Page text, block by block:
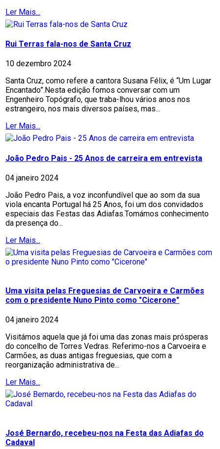
Ler Mais...
Rui Terras fala-nos de Santa Cruz
10 dezembro 2024
Santa Cruz, como refere a cantora Susana Félix, é “Um Lugar
Encantado”.Nesta edição fomos conversar com um
Engenheiro Topógrafo, que traba-lhou vários anos nos
estrangeiro, nos mais diversos países, mas...
Ler Mais...
João Pedro Pais - 25 Anos de carreira em entrevista
04 janeiro 2024
João Pedro Pais, a voz inconfundível que ao som da sua
viola encanta Portugal há 25 Anos, foi um dos convidados
especiais das Festas das Adiafas.Tomámos conhecimento
da presença do...
Ler Mais...
Uma visita pelas Freguesias de Carvoeira e Carmões
com o presidente Nuno Pinto como "Cicerone"
04 janeiro 2024
Visitámos aquela que já foi uma das zonas mais prósperas
do concelho de Torres Vedras. Referimo-nos a Carvoeira e
Carmões, as duas antigas freguesias, que com a
reorganização administrativa de...
Ler Mais...
José Bernardo, recebeu-nos na Festa das Adiafas do
Cadaval